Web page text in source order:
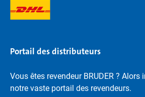
Portail des distributeurs
Vous êtes revendeur BRUDER ? Alors
notre vaste portail des revendeurs.